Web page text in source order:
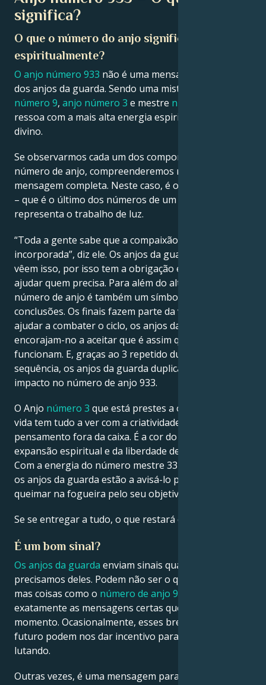
significa?
O que o número do anjo significa
espiritualmente?
O anjo número 933 não é uma mensagem regular
dos anjos da guarda. Sendo uma mistura de
número 9, anjo número 3 e mestre número 33
ressoa com a mais alta energia espiritual do reino
divino.
Se observarmos cada um dos componentes de um
número de anjo, compreenderemos melhor a sua
mensagem completa. Neste caso, é o anjo número 9
– que é o último dos números de um só dígito e
representa o trabalho de luz.
“Toda a gente sabe que a compaixão está
incorporada”, diz ele. Os anjos da guarda também
vêem isso, por isso tem a obrigação espiritual de
ajudar quem precisa. Para além do altruísmo, este
número de anjo é também um símbolo de
conclusões. Os finais fazem parte da vida. Em vez de o
ajudar a combater o ciclo, os anjos da guarda
encorajam-no a aceitar que é assim que as coisas
funcionam. E, graças ao 3 repetido duas vezes nesta
sequência, os anjos da guarda duplicaram o seu
impacto no número de anjo 933.
O Anjo número 3 que está prestes a ocorrer na sua
vida tem tudo a ver com a criatividade e o
pensamento fora da caixa. É a cor do otimismo, da
expansão espiritual e da liberdade de expressão.
Com a energia do número mestre 33 nesta mistura,
os anjos da guarda estão a avisá-lo para não se
queimar na fogueira pelo seu objetivo de vida.
Se se entregar a tudo, o que restará de si?
É um bom sinal?
Os anjos da guarda enviam sinais quando mais
precisamos deles. Podem não ser o que quer ouvir,
mas coisas como o número de anjo 933
exatamente as mensagens certas que precisa neste
momento. Ocasionalmente, esses breves flashes do
futuro podem nos dar incentivo para continuar
lutando.
Outras vezes, é uma mensagem para si de que